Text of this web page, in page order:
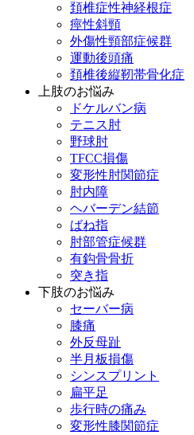
頚椎症性神経根症
痙性斜頸
外傷性頸部症候群
運動後頭痛
頚椎後縦靭帯骨化症
上肢のお悩み
ドケルバン病
テニス肘
野球肘
TFCC損傷
変形性肘関節症
肘内障
ヘバーデン結節
ばね指
肘部管症候群
有鈎骨骨折
突き指
下肢のお悩み
セーバー病
膝痛
外反母趾
半月板損傷
シンスプリント
扁平足
歩行時の痛み
変形性膝関節症